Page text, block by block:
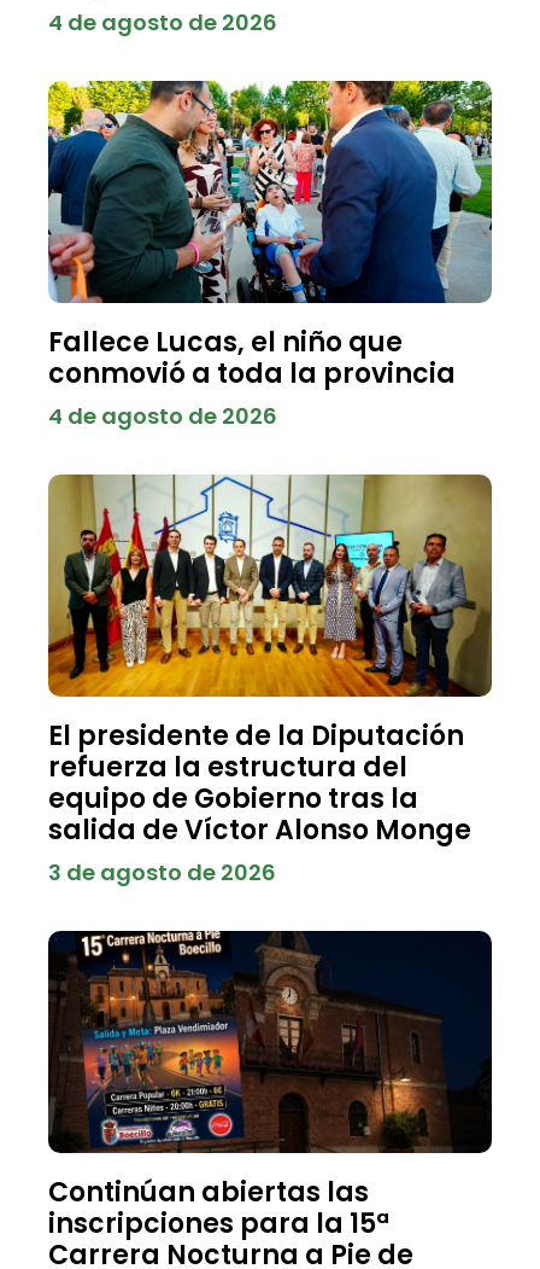
4 de agosto de 2026
Fallece Lucas, el niño que
conmovió a toda la provincia
4 de agosto de 2026
El presidente de la Diputación
refuerza la estructura del
equipo de Gobierno tras la
salida de Víctor Alonso Monge
3 de agosto de 2026
Continúan abiertas las
inscripciones para la 15ª
Carrera Nocturna a Pie de